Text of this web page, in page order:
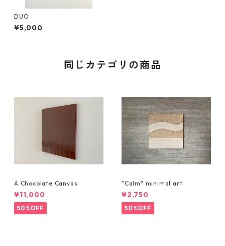
DUO
¥5,000
同じカテゴリの商品
A Chocolate Canvas
¥11,000
50%OFF
"Calm" minimal art
¥2,750
50%OFF